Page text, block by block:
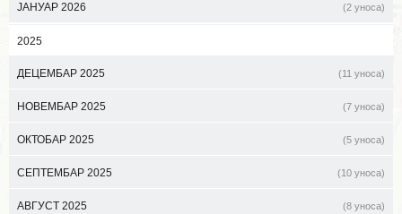
ЈАНУАР 2026 (2 уноса)
2025
ДЕЦЕМБАР 2025 (11 уноса)
НОВЕМБАР 2025 (7 уноса)
ОКТОБАР 2025 (5 уноса)
СЕПТЕМБАР 2025 (10 уноса)
АВГУСТ 2025 (8 уноса)